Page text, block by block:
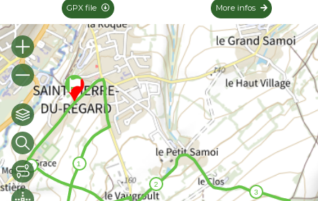
GPX file More infos